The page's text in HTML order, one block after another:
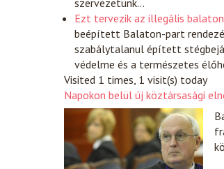
szervezetünk…
Ezt tervezik az illegális
beépített Balaton-part
szabálytalanul épített
védelme és a természetes
Visited 1 times, 1 visit(s) today
Napokon belül új köztársasági